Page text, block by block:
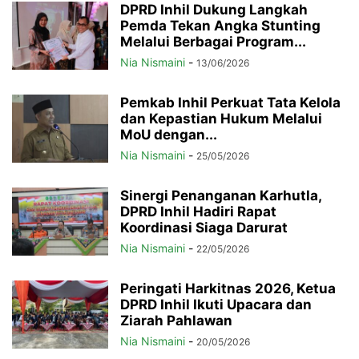
DPRD Inhil Dukung Langkah
Pemda Tekan Angka Stunting
Melalui Berbagai Program...
Nia Nismaini - 13/06/2026
Pemkab Inhil Perkuat Tata Kelola
dan Kepastian Hukum Melalui
MoU dengan...
Nia Nismaini - 25/05/2026
Sinergi Penanganan Karhutla,
DPRD Inhil Hadiri Rapat
Koordinasi Siaga Darurat
Nia Nismaini - 22/05/2026
Peringati Harkitnas 2026, Ketua
DPRD Inhil Ikuti Upacara dan
Ziarah Pahlawan
Nia Nismaini - 20/05/2026